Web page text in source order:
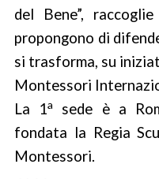
del Bene”,
propongono di
si trasforma, su
Montessori
La 1a
sede è a
fondata la Regia
Montessori.